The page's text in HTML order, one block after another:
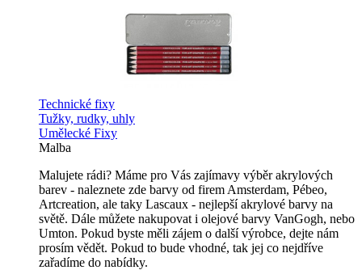
Technické fixy
Tužky, rudky, uhly
Umělecké Fixy
Malba
Malujete rádi? Máme pro Vás zajímavy výběr akrylových
barev - naleznete zde barvy od firem Amsterdam, Pébeo,
Artcreation, ale taky Lascaux - nejlepší akrylové barvy na
světě. Dále můžete nakupovat i olejové barvy VanGogh, nebo
Umton. Pokud byste měli zájem o další výrobce, dejte nám
prosím vědět. Pokud to bude vhodné, tak jej co nejdříve
zařadíme do nabídky.